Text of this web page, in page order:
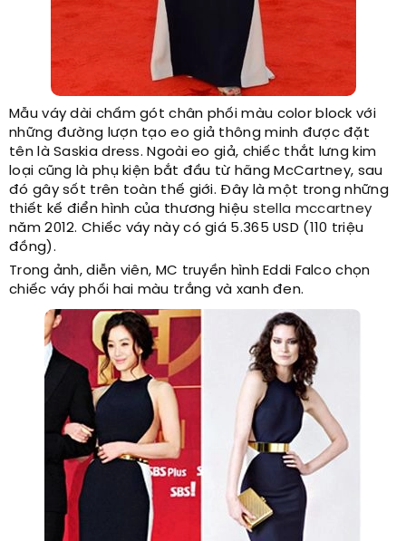
Mẫu váy dài chấm gót chân phối màu color block với
những đường lượn tạo eo giả thông minh được đặt
tên là Saskia dress. Ngoài eo giả, chiếc thắt lưng kim
loại cũng là phụ kiện bắt đầu từ hãng McCartney, sau
đó gây sốt trên toàn thế giới. Đây là một trong những
thiết kế điển hình của thương hiệu stella mccartney
năm 2012. Chiếc váy này có giá 5.365 USD (110 triệu
đồng).
Trong ảnh, diễn viên, MC truyền hình Eddi Falco chọn
chiếc váy phối hai màu trắng và xanh đen.